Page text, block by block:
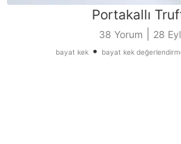
Portakallı
38 Yorum 28
bayat kek • bayat kek